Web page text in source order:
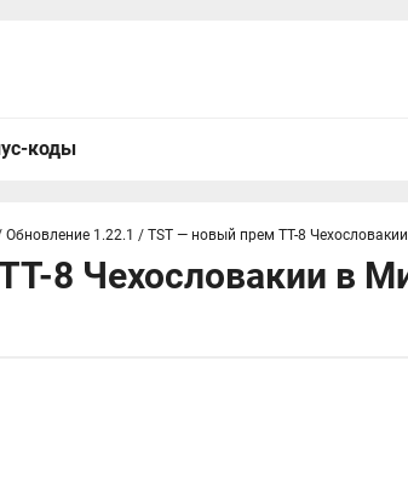
коды
Обновление 1.22.1 / TST — новый прем ТТ-8
8 Чехословакии в